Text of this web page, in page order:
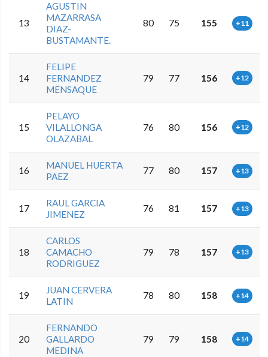
13
AGUSTIN
MAZARRASA
DIAZ-
BUSTAMANTE.
80 75 155 +11
14
FELIPE
FERNANDEZ
MENSAQUE
79 77 156 +12
15
PELAYO
VILALLONGA
OLAZABAL
76 80 156 +12
16
MANUEL HUERTA
PAEZ
77 80 157 +13
17
RAUL GARCIA
JIMENEZ
76 81 157 +13
18
CARLOS
CAMACHO
RODRIGUEZ
79 78 157 +13
19
JUAN CERVERA
LATIN
78 80 158 +14
20
FERNANDO
GALLARDO
MEDINA
79 79 158 +14